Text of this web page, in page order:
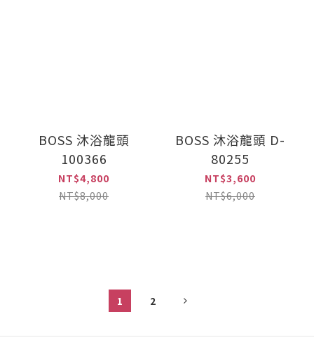
BOSS 沐浴龍頭
100366
NT$4,800
NT$8,000
BOSS 沐浴龍頭 D-
80255
NT$3,600
NT$6,000
1 2